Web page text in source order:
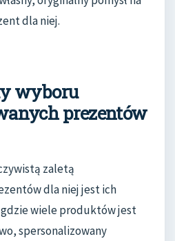
dla niej.
wyboru
prezentów
zaletą
dla niej jest ich
gdzie wiele produktów jest
spersonalizowany